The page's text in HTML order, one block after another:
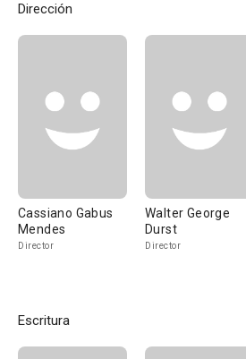
Dirección
Cassiano Gabus
Mendes
Director
Walter George
Durst
Director
Escritura